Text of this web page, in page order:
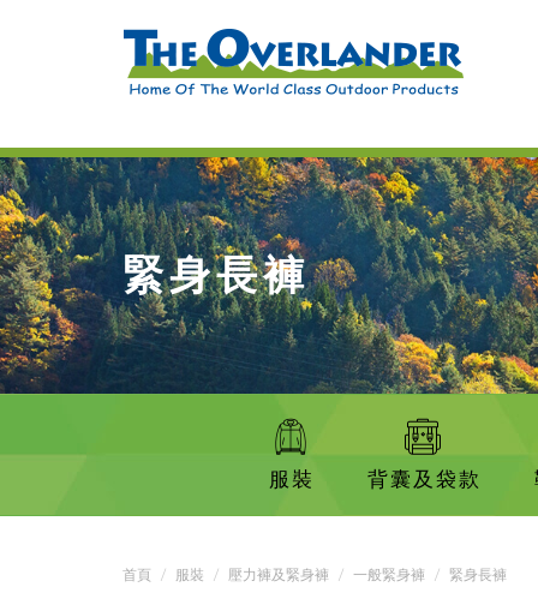
緊身長褲
服裝 背囊及袋款
首頁 服裝 壓力褲及緊身褲 一般緊身褲 緊身長褲